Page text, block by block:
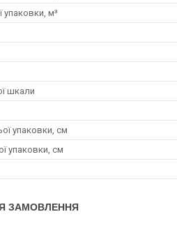
упаковки, м³
шкали
упаковки, см
упаковки, см
ЗАМОВЛЕННЯ